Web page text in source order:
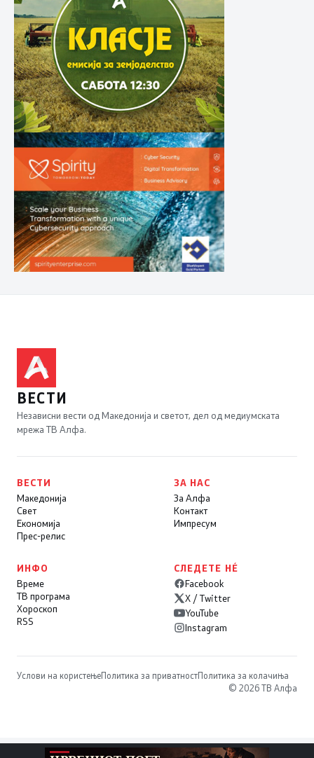
ВЕСТИ
Независни вести од Македонија и светот, дел од медиумската
мрежа ТВ Алфа.
ВЕСТИ
Македонија
Свет
Економија
Прес-релис
ЗА НАС
За Алфа
Контакт
Импресум
ИНФО
Време
ТВ програма
Хороскоп
RSS
СЛЕДЕТЕ НÉ
Facebook
X / Twitter
YouTube
Instagram
Услови на користењеПолитика за приватностПолитика за колачиња
© 2026 ТВ Алфа